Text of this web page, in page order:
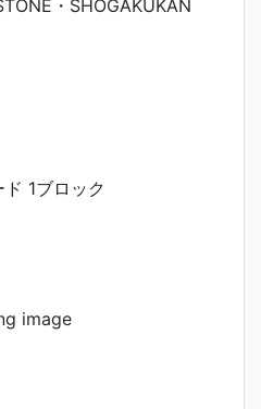
・SHOGAKUKAN
1ブロック
image